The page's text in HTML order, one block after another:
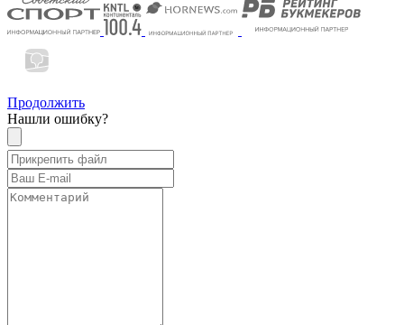
Продолжить
Нашли ошибку?